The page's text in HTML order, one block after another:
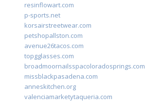
resinflowart.com
p-sports.net
korsairstreetwear.com
petshopallston.com
avenue26tacos.com
topgglasses.com
broadmoornailsspacoloradosprings.com
missblackpasadena.com
anneskitchen.org
valenciamarketytaqueria.com